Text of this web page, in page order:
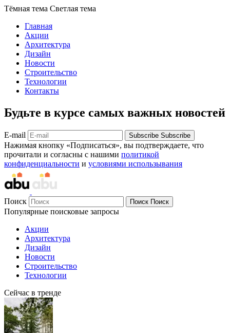
Тёмная тема Светлая тема
Главная
Акции
Архитектура
Дизайн
Новости
Строительство
Технологии
Контакты
Будьте в курсе самых важных новостей
E-mail Subscribe Subscribe
Нажимая кнопку «Подписаться», вы подтверждаете, что
прочитали и согласны с нашими политикой
конфиденциальности и условиями использывания
Поиск Поиск Поиск
Популярные поисковые запросы
Акции
Архитектура
Дизайн
Новости
Строительство
Технологии
Сейчас в тренде